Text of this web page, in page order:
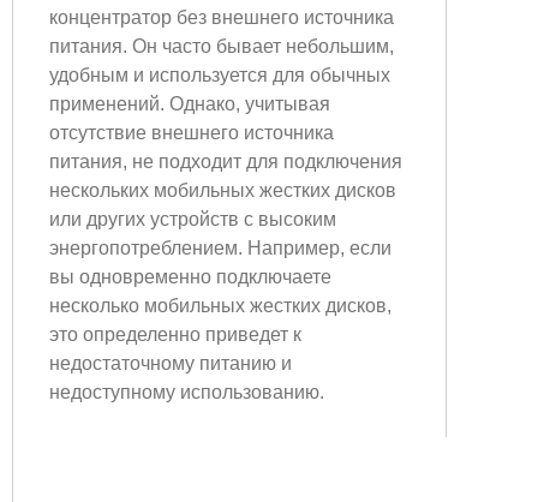
концентратор без внешнего источника
питания. Он часто бывает небольшим,
удобным и используется для обычных
применений. Однако, учитывая
отсутствие внешнего источника
питания, не подходит для подключения
нескольких мобильных жестких дисков
или других устройств с высоким
энергопотреблением. Например, если
вы одновременно подключаете
несколько мобильных жестких дисков,
это определенно приведет к
недостаточному питанию и
недоступному использованию.